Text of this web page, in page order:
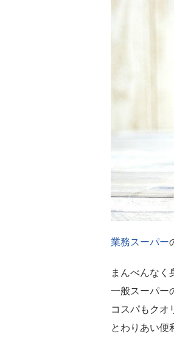
業務スーパー
まんべんなく
一般スーパー
コスパもクオ
とわりあい便